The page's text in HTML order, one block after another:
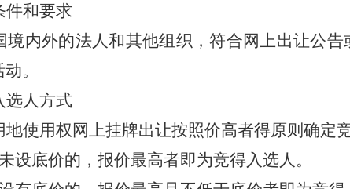
件和要求
境内外的法人和其他组织，符合网上出让公
。
选人方式
使用权网上挂牌出让按照价高者得原则确定
设底价的，报价最高者即为竞得入选人。